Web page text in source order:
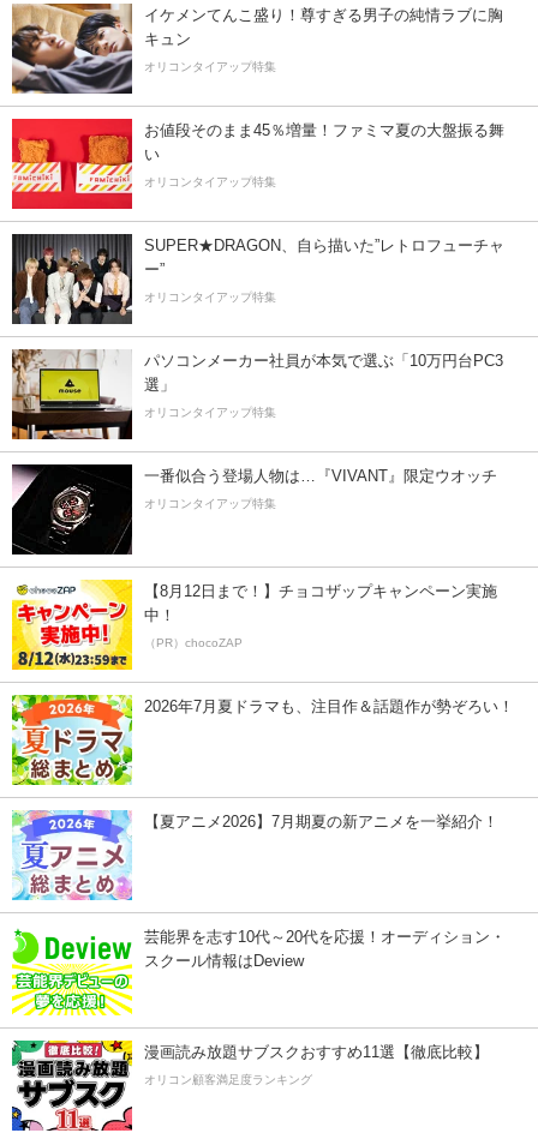
イケメンてんこ盛り！尊すぎる男子の純情ラブに胸
キュン
オリコンタイアップ特集
お値段そのまま45％増量！ファミマ夏の大盤振る舞
い
オリコンタイアップ特集
SUPER★DRAGON、自ら描いた”レトロフューチャ
ー”
オリコンタイアップ特集
パソコンメーカー社員が本気で選ぶ「10万円台PC3
選」
オリコンタイアップ特集
一番似合う登場人物は…『VIVANT』限定ウオッチ
オリコンタイアップ特集
【8月12日まで！】チョコザップキャンペーン実施
中！
（PR）chocoZAP
2026年7月夏ドラマも、注目作＆話題作が勢ぞろい！
【夏アニメ2026】7月期夏の新アニメを一挙紹介！
芸能界を志す10代～20代を応援！オーディション・
スクール情報はDeview
漫画読み放題サブスクおすすめ11選【徹底比較】
オリコン顧客満足度ランキング